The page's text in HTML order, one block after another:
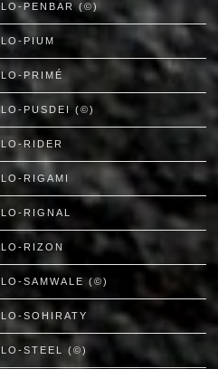
LO-PENBAR (©)
LO-PIUM
LO-PRIMÉ
LO-PUSDEI (©)
LO-RIDER
LO-RIGAMI
LO-RIGNAL
LO-RIZON
LO-SAMWALE (©)
LO-SOHIRATY
LO-STEEL (©)